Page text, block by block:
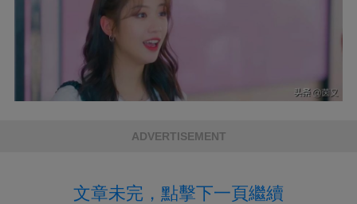
ADVERTISEMENT
文章未完，點擊下一頁繼續